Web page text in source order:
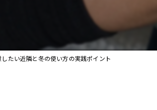
たい近隣と冬の使い方の実践ポイント